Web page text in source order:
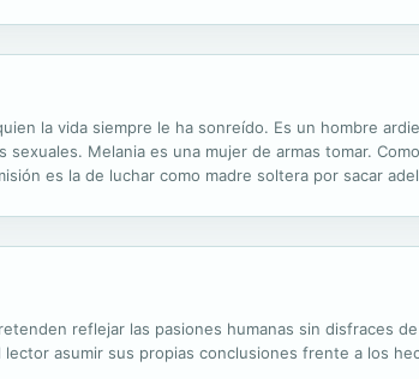
la vida siempre le ha sonreído. Es un hombre
sexuales. Melania es una mujer de armas tomar.
es la de luchar como madre soltera por sacar
reflejar las pasiones humanas sin disfraces
asumir sus propias conclusiones frente a los